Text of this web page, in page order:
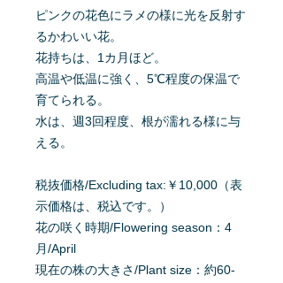
ピンクの花色にラメの様に光を反射す
るかわいい花。
花持ちは、1カ月ほど。
高温や低温に強く、5℃程度の保温で
育てられる。
水は、週3回程度、根が濡れる様に与
える。
税抜価格/Excluding tax:￥10,000（表
示価格は、税込です。）
花の咲く時期/Flowering season：4
月/April
現在の株の大きさ/Plant size：約60-